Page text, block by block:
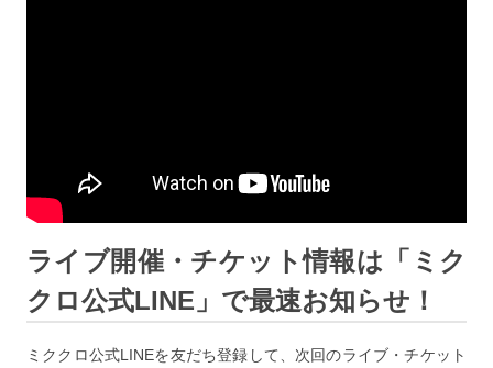
ライブ開催・チケット情報は「ミク
クロ公式LINE」で最速お知らせ！
ミククロ公式LINEを友だち登録して、次回のライブ・チケット